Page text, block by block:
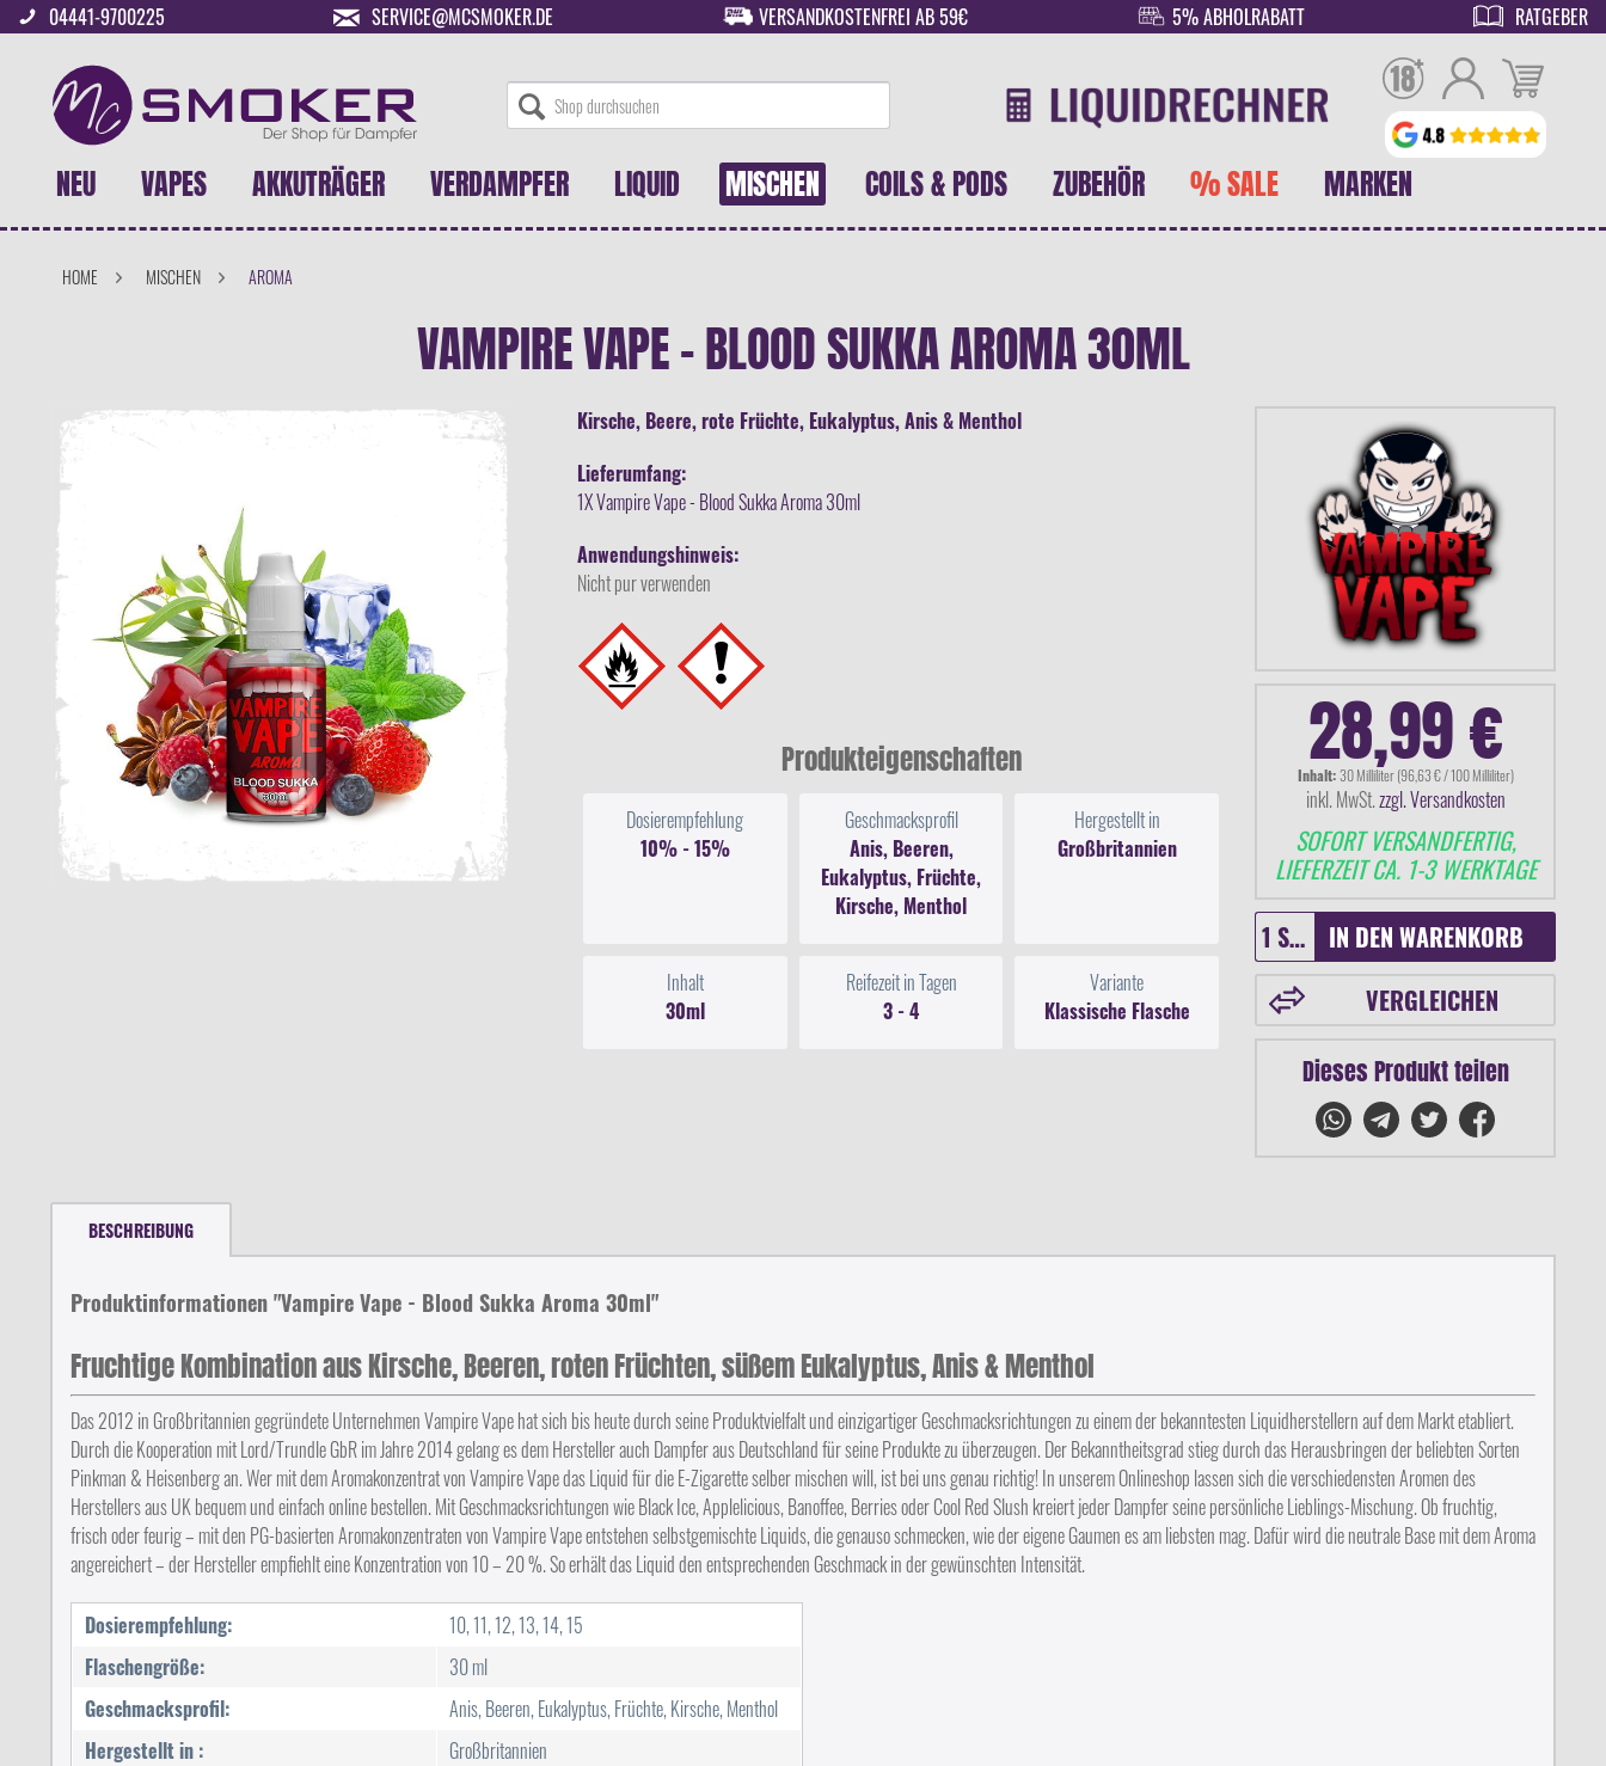
04441-9700225 SERVICE@MCSMOKER.DE VERSANDKOSTENFREI AB 59€ 5% ABHOLRABATT RATGEBER
NEU VAPES AKKUTRÄGER VERDAMPFER LIQUID MISCHEN COILS & PODS ZUBEHÖR % SALE MARKEN
HOME MISCHEN AROMA
VAMPIRE VAPE - BLOOD SUKKA AROMA 30ML
Kirsche, Beere, rote Früchte, Eukalyptus, Anis & Menthol
Lieferumfang:
1X Vampire Vape - Blood Sukka Aroma 30ml
Anwendungshinweis:
Nicht pur verwenden
Produkteigenschaften
Dosierempfehlung
10% - 15%
Geschmacksprofil
Anis, Beeren,
Eukalyptus, Früchte,
Kirsche, Menthol
Hergestellt in
Großbritannien
Inhalt
30ml
Reifezeit in Tagen
3 - 4
Variante
Klassische Flasche
28,99 €
Inhalt:30 Milliliter (96,63 € / 100 Milliliter)
inkl. MwSt.zzgl. Versandkosten
SOFORT VERSANDFERTIG,
LIEFERZEIT CA. 1-3 WERKTAGE
IN DEN WARENKORB
VERGLEICHEN
Dieses Produkt teilen
BESCHREIBUNG
Produktinformationen "Vampire Vape - Blood Sukka Aroma 30ml"
Fruchtige Kombination aus Kirsche, Beeren, roten Früchten, süßem Eukalyptus, Anis & Menthol
Das 2012 in Großbritannien gegründete Unternehmen Vampire Vape hat sich bis heute durch seine Produktvielfalt und einzigartiger Geschmacksrichtungen zu einem der bekanntesten Liquidherstellern auf dem Markt etabliert.
Durch die Kooperation mit Lord/Trundle GbR im Jahre 2014 gelang es dem Hersteller auch Dampfer aus Deutschland für seine Produkte zu überzeugen. Der Bekanntheitsgrad stieg durch das Herausbringen der beliebten Sorten
Pinkman & Heisenberg an. Wer mit dem Aromakonzentrat von Vampire Vape das Liquid für die E-Zigarette selber mischen will, ist bei uns genau richtig! In unserem Onlineshop lassen sich die verschiedensten Aromen des
Herstellers aus UK bequem und einfach online bestellen. Mit Geschmacksrichtungen wie Black Ice, Applelicious, Banoffee, Berries oder Cool Red Slush kreiert jeder Dampfer seine persönliche Lieblings-Mischung. Ob fruchtig,
frisch oder feurig – mit den PG-basierten Aromakonzentraten von Vampire Vape entstehen selbstgemischte Liquids, die genauso schmecken, wie der eigene Gaumen es am liebsten mag. Dafür wird die neutrale Base mit dem Aroma
angereichert – der Hersteller empfiehlt eine Konzentration von 10 – 20 %. So erhält das Liquid den entsprechenden Geschmack in der gewünschten Intensität.
Dosierempfehlung:
10, 11, 12, 13, 14, 15
Flaschengröße:
30 ml
Geschmacksprofil:
Anis, Beeren, Eukalyptus, Früchte, Kirsche, Menthol
Hergestellt in :
Großbritannien